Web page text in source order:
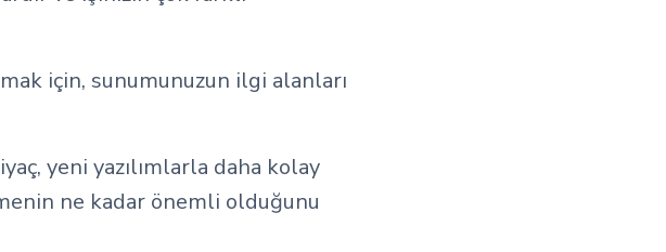
için, sunumunuzun ilgi alanları
yeni yazılımlarla daha kolay
ne kadar önemli olduğunu